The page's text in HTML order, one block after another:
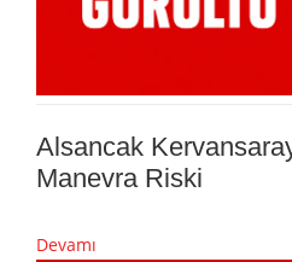
Alsancak
Manevra Riski
Devamı